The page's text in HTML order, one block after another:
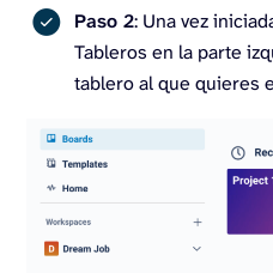
Paso 2: Una vez
Tableros en la parte
tablero al que quieres